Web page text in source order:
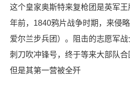
这个皇家奥斯特来复枪团是英军
年前，1840鸦片战争时期，来侵
爱尔兰步兵团）。阻击的志愿军
刺刀吹冲锋号，终于等来大部队合
但是其第一营被全歼